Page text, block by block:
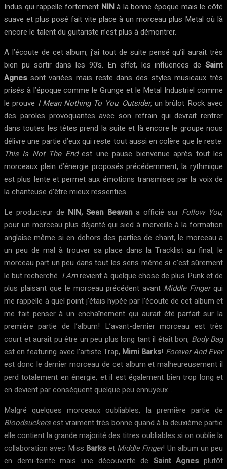
Indus qui rappelle fortement NINà la bonne époque mais le côté
suave et plus posé fait vite place à un morceau plus Metal où là
encore le talent du guitariste n’est plus à démontrer.
A l’écoute de cet album, j’ai tout de suite pensé qu’il aurait très
bien pu sortir dans les 90’s. En effet, les influences de Saint
Agnessont variées mais reste dans des styles musicaux très
prisés à l’époque comme le Grunge et le Metal Industriel comme
le prouve I Mean Nothing To You. Outsider, un brûlot Rock avec
des paroles provoquantes avec son refrain qui devrait rentrer
dans toutes les têtes prend la suite et là encore le groupe nous
délivre une partie d’eux qui reste tout aussi en colère que le reste.
This Is Not The Endest une pause bienvenue après tout les
morceaux plein d’énergie proposés précédemment, la rythmique
est plus lente et permet aux émotions transmises par la voix de
la chanteuse d’être mieux ressenties.
Le producteur de NIN, Sean Beavana officié sur Follow You,
pour un morceau plus déjanté qui sied à merveille à la formation
anglaise même si en dehors des parties de chant, le morceau a
un peu de mal à trouver sa place dans la Tracklist au final, le
morceau part un peu dans tout les sens même si c’est sûrement
le but recherché. I Amrevient à quelque chose de plus Punk et de
plus plaisant que le morceau précédent avant Middle Fingerqui
me rappelle à quel point j’étais hypée par l’écoute de cet album et
me fait penser à un enchaînement qui aurait été parfait sur la
première partie de l’album! L’avant-dernier morceau est très
court et aurait pu être un peu plus long tant il était bon, Body Bag
est en featuring avec l’artiste Trap, Mimi Barks! Forever And Ever
est donc le dernier morceau de cet album et malheureusement il
perd totalement en énergie, et il est également bien trop long et
en devient par conséquent quelque peu ennuyeux…
Malgré quelques morceaux oubliables, la première partie de
Bloodsuckersest vraiment très bonne quand à la deuxième partie
elle contient la grande majorité des titres oubliables si on oublie la
collaboration avec Miss Barkset Middle Finger! Un album un peu
en demi-teinte mais une découverte de Saint Agnesplutôt